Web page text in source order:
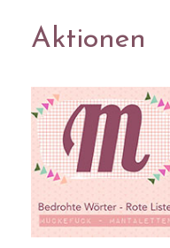
Aktionen